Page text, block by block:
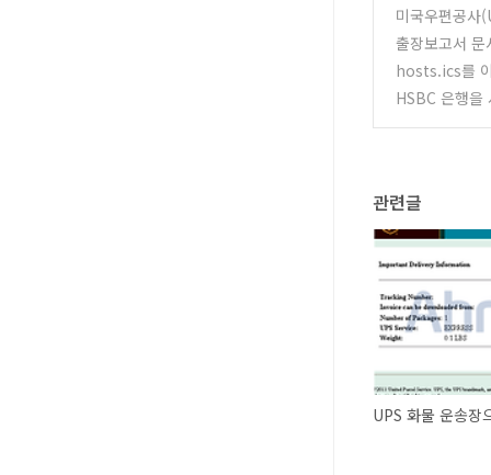
미국우편공사
출장보고서 문
hosts.ics를
HSBC 은행을
관련글